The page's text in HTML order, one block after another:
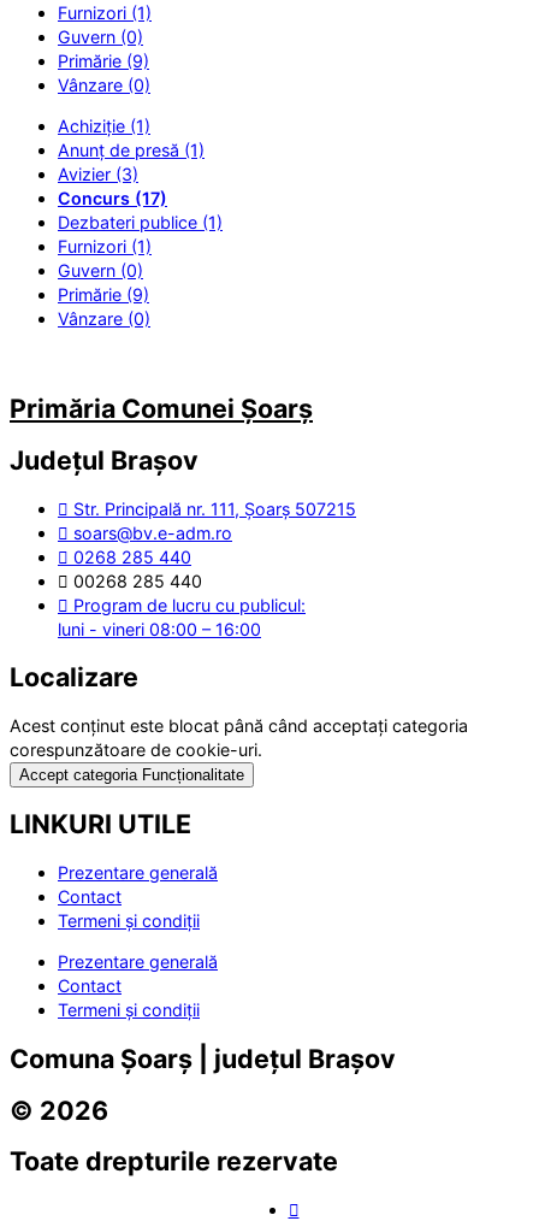
Furnizori (1)
Guvern (0)
Primărie (9)
Vânzare (0)
Achiziție (1)
Anunț de presă (1)
Avizier (3)
Concurs (17)
Dezbateri publice (1)
Furnizori (1)
Guvern (0)
Primărie (9)
Vânzare (0)
Primăria Comunei Șoarș
Județul Brașov
Str. Principală nr. 111, Șoarș 507215
soars@bv.e-adm.ro
0268 285 440
00268 285 440
Program de lucru cu publicul:
luni - vineri 08:00 – 16:00
Localizare
Acest conținut este blocat până când acceptați categoria
corespunzătoare de cookie-uri.
Accept categoria Funcționalitate
LINKURI UTILE
Prezentare generală
Contact
Termeni și condiții
Prezentare generală
Contact
Termeni și condiții
Comuna Șoarș | județul Brașov
© 2026
Toate drepturile rezervate